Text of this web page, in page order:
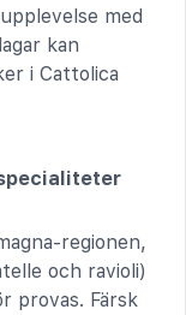
med
kan
i Cattolica
regionen,
och ravioli)
provas. Färsk